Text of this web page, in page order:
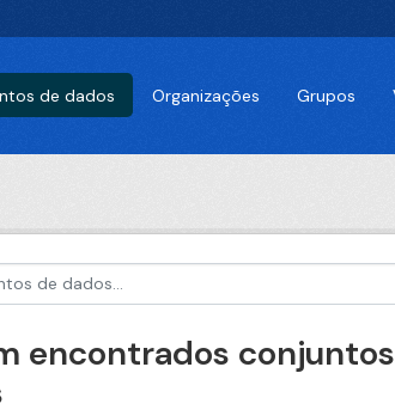
de dados Organizações Grupos
encontrados conjuntos